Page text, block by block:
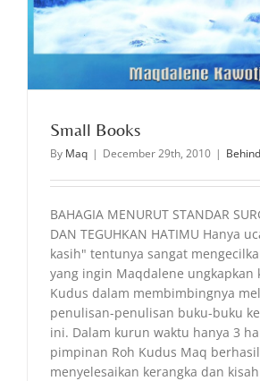
Small Books
By Maq | December 29th, 2010 |
BAHAGIA MENURUT STANDAR
DAN TEGUHKAN HATIMU Hanya
kasih" tentunya sangat
yang ingin Maqdalene ungkapkan
Kudus dalam membimbingnya
penulisan-penulisan buku-buku
ini. Dalam kurun waktu hanya 3
pimpinan Roh Kudus Maq berhasil
menyelesaikan kerangka dan